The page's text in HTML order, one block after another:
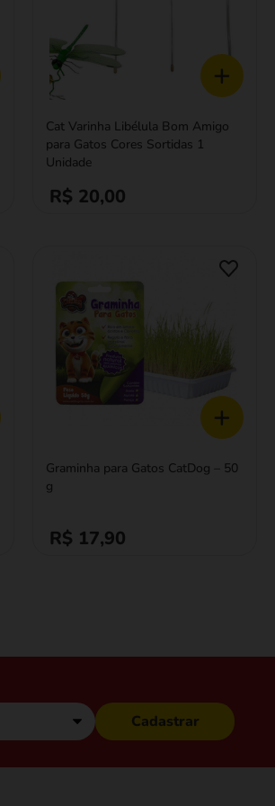
+
Cat Varinha Libélula Bom Amigo
para Gatos Cores Sortidas 1
Unidade
R$ 20,00
+
Graminha para Gatos CatDog – 50
g
R$ 17,90
Cadastrar